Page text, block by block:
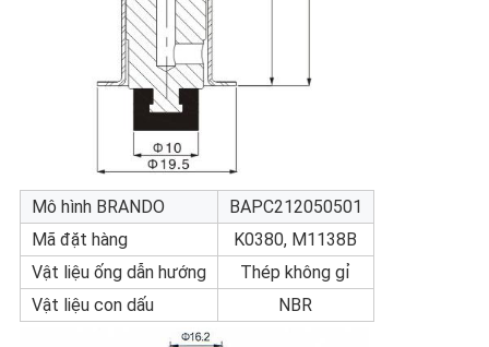
Mô hình BRANDO
BAPC212050501
Mã đặt hàng
K0380, M1138B
Vật liệu ống dẫn hướng
Thép không gỉ
Vật liệu con dấu
NBR